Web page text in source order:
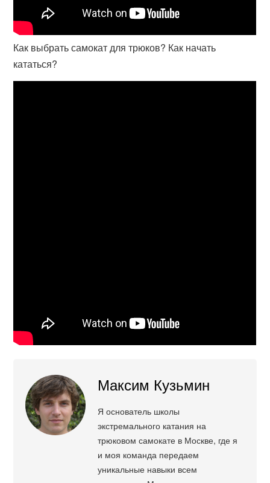
Как выбрать самокат для трюков? Как начать
кататься?
Максим Кузьмин
Я основатель школы
экстремального катания на
трюковом самокате в Москве, где я
и моя команда передаем
уникальные навыки всем